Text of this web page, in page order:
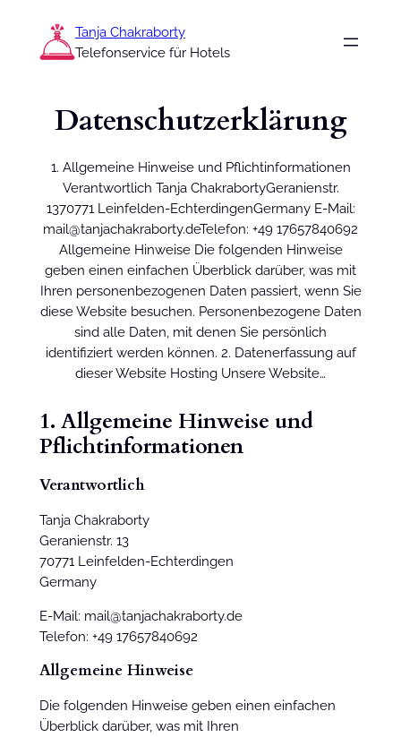
springen
Tanja Chakraborty
Telefonservice für Hotels
Datenschutzerklärung
1. Allgemeine Hinweise und Pflichtinformationen
Verantwortlich Tanja ChakrabortyGeranienstr.
1370771 Leinfelden-EchterdingenGermany E-Mail:
mail@tanjachakraborty.deTelefon: +49 17657840692
Allgemeine Hinweise Die folgenden Hinweise
geben einen einfachen Überblick darüber, was mit
Ihren personenbezogenen Daten passiert, wenn Sie
diese Website besuchen. Personenbezogene Daten
sind alle Daten, mit denen Sie persönlich
identifiziert werden können. 2. Datenerfassung auf
dieser Website Hosting Unsere Website…
1. Allgemeine Hinweise und
Pflichtinformationen
Verantwortlich
Tanja Chakraborty
Geranienstr. 13
70771 Leinfelden-Echterdingen
Germany
E-Mail: mail@tanjachakraborty.de
Telefon: +49 17657840692
Allgemeine Hinweise
Die folgenden Hinweise geben einen einfachen
Überblick darüber, was mit Ihren